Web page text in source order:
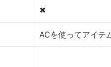
✖
ACを使ってアイテ